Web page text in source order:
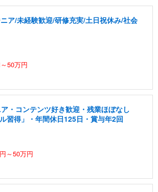
ア/未経験歓迎/研修充実/土日祝休み/社会
50万円
・コンテンツ好き歓迎・残業ほぼなし
習得」・年間休日125日・賞与年2回
～50万円